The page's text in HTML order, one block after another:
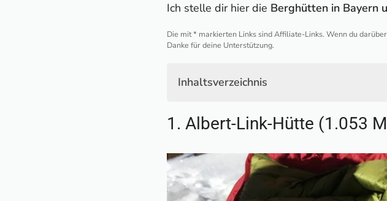
Ich stelle dir hier die Berghütten in Bayern
Die mit * markierten Links sind Affiliate-Links. Wenn du
Danke für deine Unterstützung.
Inhaltsverzeichnis
2. Deindlalm (1.050 Meter)
4. Rotwandhaus (1.737 Meter)
5. Tegelberghaus (1.707 Meter)
6. Wochenbrunner Alm (1.080 Meter)
1. Albert-Link-Hütte (1.053